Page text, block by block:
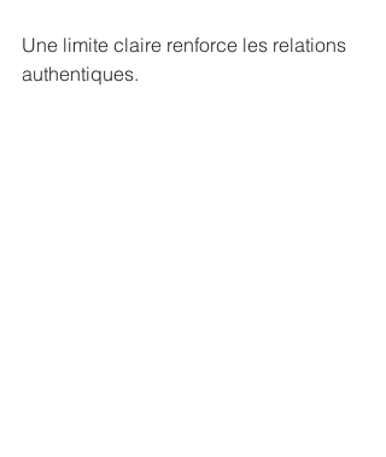
Une limite claire renforce les relations
authentiques.